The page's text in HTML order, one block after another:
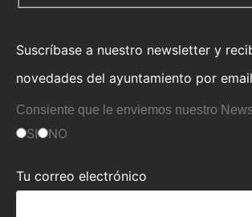
Suscríbase a nuestro newsletter y
novedades del ayuntamiento por email
Consiente que le enviemos nuestro
SI NO
Tu correo electrónico